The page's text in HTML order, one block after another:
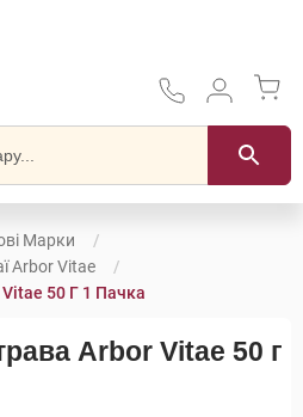
Марки
Arbor Vitae
50 Г 1 Пачка
Arbor Vitae 50 г